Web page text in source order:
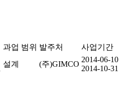
과업 범위 발주처
사업기간
설계 (주)GIMCO
2014-06-10
2014-10-31